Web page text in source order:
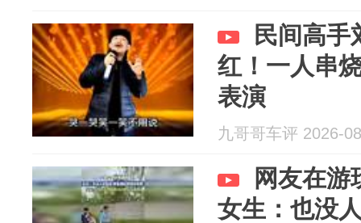
民间高手
红！一人串
表演
九哥哥车评 2026-
网友在游
女生：也没